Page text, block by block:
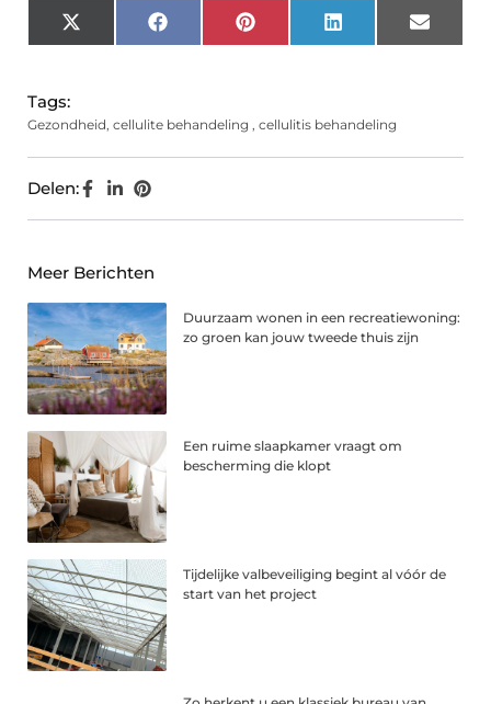
X
(Twitter)
FacebookPinterest LinkedIn Email
Tags:
Gezondheid, cellulite behandeling , cellulitis behandeling
Delen:
Meer Berichten
Duurzaam wonen in een recreatiewoning:
zo groen kan jouw tweede thuis zijn
Een ruime slaapkamer vraagt om
bescherming die klopt
Tijdelijke valbeveiliging begint al vóór de
start van het project